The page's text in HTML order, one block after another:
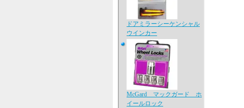
ドアミラーシーケンシャル
ウインカー
McGard マックガード ホ
イールロック